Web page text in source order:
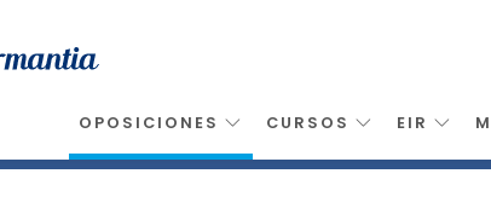
Oposiciones >Tecnico Laboratorio > Tecnico Superior
OPOSICIONES CURSOS EIR